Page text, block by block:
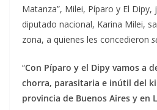
Matanza”, Milei, Píparo y El
diputado nacional, Karina Milei,
zona, a quienes les concedieron
“Con Píparo y el Dipy vamos a
chorra, parasitaria e inútil del
provincia de Buenos Aires y en